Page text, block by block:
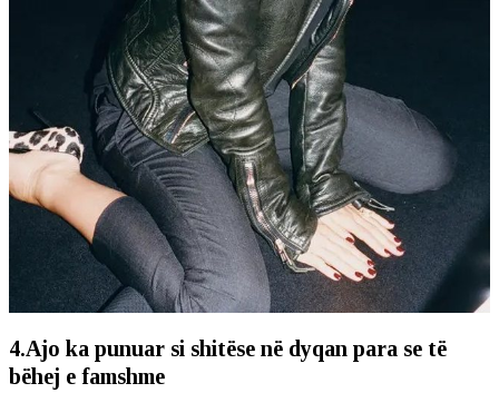
4.Ajo ka punuar si shitëse në dyqan para se të
bëhej e famshme